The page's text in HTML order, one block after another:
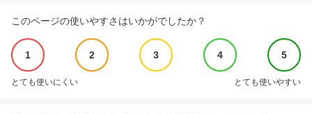
このページの使いやすさはいかがでしたか？
1 2 3 4 5
とても使いにくい とても使いやすい